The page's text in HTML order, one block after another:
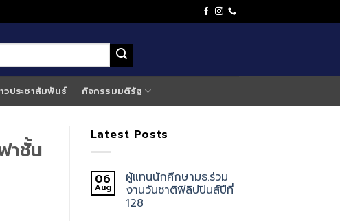
วประชาสัมพันธ์ กิจกรรมมติรัฐ
าชั้น
Latest Posts
06
Aug
ผู้แทนนักศึกษามธ.ร่วม
งานวันชาติฟิลิปปินส์ปีที่
128